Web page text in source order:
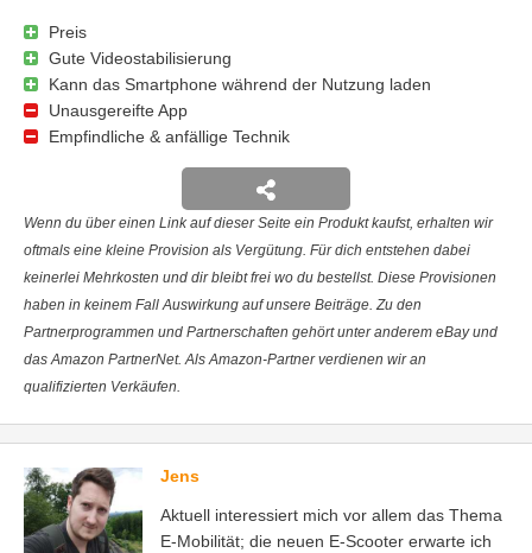
Preis
Gute Videostabilisierung
Kann das Smartphone während der Nutzung laden
Unausgereifte App
Empfindliche & anfällige Technik
Wenn du über einen Link auf dieser Seite ein Produkt kaufst, erhalten wir
oftmals eine kleine Provision als Vergütung. Für dich entstehen dabei
keinerlei Mehrkosten und dir bleibt frei wo du bestellst. Diese Provisionen
haben in keinem Fall Auswirkung auf unsere Beiträge. Zu den
Partnerprogrammen und Partnerschaften gehört unter anderem eBay und
das Amazon PartnerNet. Als Amazon-Partner verdienen wir an
qualifizierten Verkäufen.
Jens
Aktuell interessiert mich vor allem das Thema
E-Mobilität; die neuen E-Scooter erwarte ich